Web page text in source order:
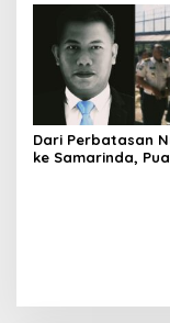
Dari Perbatasan
ke Samarinda,